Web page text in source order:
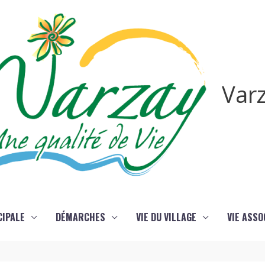
DÉMARCHES VIE DU VILLAGE VIE